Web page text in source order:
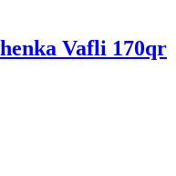
Vafli 170qr